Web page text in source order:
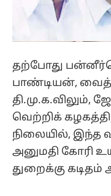
தற்போது
பாண்டியன்,
தி.மு.க.விலும்,
வெற்றிக்
நிலையில், இந்த
அனுமதி கோரி
துறைக்கு